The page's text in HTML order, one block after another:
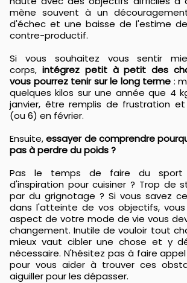
mène souvent à un
d'échec et une baisse de l'estime
contre-productif.
Si vous souhaitez vous sentir
corps, intégrez petit à petit des
vous pourrez tenir sur le long terme :
quelques kilos sur une année que 4
janvier, être remplis de frustration
(ou 6) en février.
Ensuite,essayer de comprendre
pas à perdre du poids ?
Pas le temps de faire du sport
d'inspiration pour cuisiner ? Trop de
par du grignotage ? Si vous savez
dans l'atteinte de vos objectifs,
aspect de votre mode de vie vous
changement. Inutile de vouloir tout
mieux vaut cibler une chose et y
nécessaire. N'hésitez pas à faire
pour vous aider à trouver ces
aiguiller pour les dépasser.